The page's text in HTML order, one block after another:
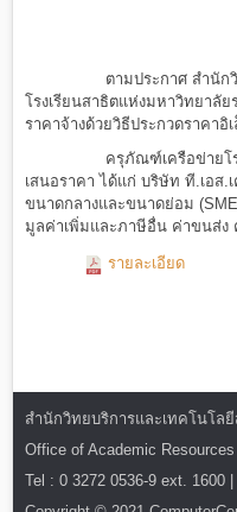
ตามประกาศ สำนัก
โรงเรียนสาธิตแห่งมหาวิทยาลั
ราคาจ้างด้วยวิธีประกวดราคาอิ
ครุภัณฑ์เครือข่ายโ
เสนอราคาได้แก่ บริษัท ที.เอส.
ขนาดกลางและขนาดย่อม (
มูลค่าเพิ่มและภาษีอื่น ค่าขนส่ง
รายละเอียด
สำนักวิทยบริการและเทคโนโล
Office of Academic
Tel : 0 3272 0536-9 ext. 1600